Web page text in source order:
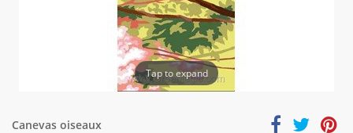
Tap to expand
Canevas oiseaux